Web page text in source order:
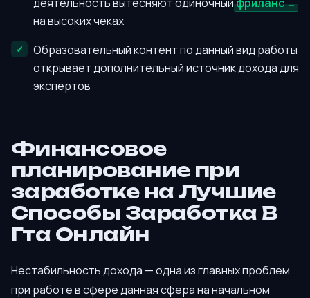
на высоких чеках
Образовательный контент по данный вид работы
открывает дополнительный источник дохода для
экспертов
Финансовое
планирование при
заработке на Лучшие
Способы Заработка В
Гта Онлайн
Нестабильность дохода — одна из главных проблем
при работе в сфере данная сфера на начальном